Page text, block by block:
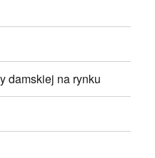
damskiej na rynku